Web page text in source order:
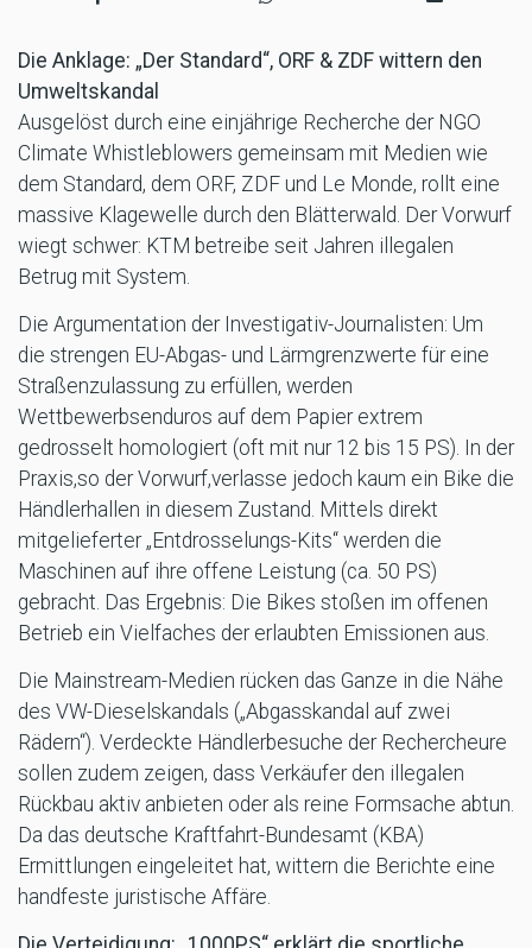
Die Anklage: „Der Standard“, ORF & ZDF wittern den
Umweltskandal
Ausgelöst durch eine einjährige Recherche der NGO
Climate Whistleblowers gemeinsam mit Medien wie
dem Standard, dem ORF, ZDF und Le Monde, rollt eine
massive Klagewelle durch den Blätterwald. Der Vorwurf
wiegt schwer: KTM betreibe seit Jahren illegalen
Betrug mit System.
Die Argumentation der Investigativ-Journalisten: Um
die strengen EU-Abgas- und Lärmgrenzwerte für eine
Straßenzulassung zu erfüllen, werden
Wettbewerbsenduros auf dem Papier extrem
gedrosselt homologiert (oft mit nur 12 bis 15 PS). In der
Praxis,so der Vorwurf,verlasse jedoch kaum ein Bike die
Händlerhallen in diesem Zustand. Mittels direkt
mitgelieferter „Entdrosselungs-Kits“ werden die
Maschinen auf ihre offene Leistung (ca. 50 PS)
gebracht. Das Ergebnis: Die Bikes stoßen im offenen
Betrieb ein Vielfaches der erlaubten Emissionen aus.
Die Mainstream-Medien rücken das Ganze in die Nähe
des VW-Dieselskandals („Abgasskandal auf zwei
Rädern“). Verdeckte Händlerbesuche der Rechercheure
sollen zudem zeigen, dass Verkäufer den illegalen
Rückbau aktiv anbieten oder als reine Formsache abtun.
Da das deutsche Kraftfahrt-Bundesamt (KBA)
Ermittlungen eingeleitet hat, wittern die Berichte eine
handfeste juristische Affäre.